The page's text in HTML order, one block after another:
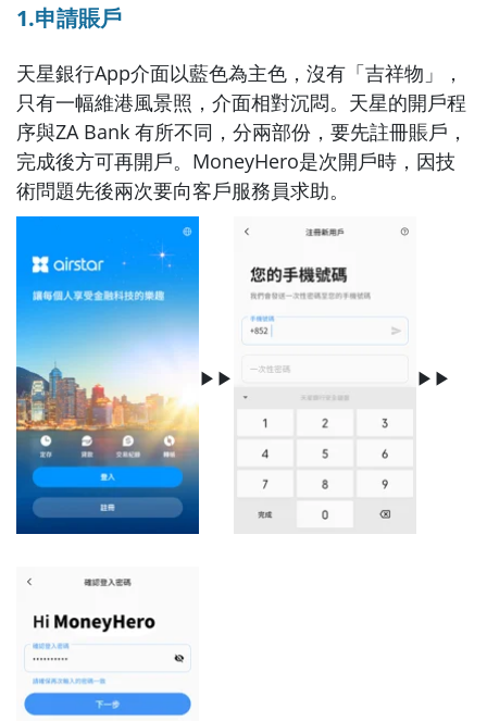
1.申請賬戶
天星銀行App介面以藍色為主色，沒有「吉祥物」，
只有一幅維港風景照，介面相對沉悶。天星的開戶程
序與ZA Bank 有所不同，分兩部份，要先註冊賬戶，
完成後方可再開戶。MoneyHero是次開戶時，因技
術問題先後兩次要向客戶服務員求助。
▶▶ ▶▶